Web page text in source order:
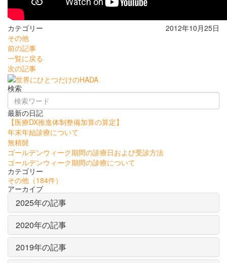
カテゴリー
その他
2012年10月25日
前の記事
一覧に戻る
次の記事
検索
最新の日記
【医療DX推進体制整備加算の算定】
年末年始診療について
無精髭
ゴールデンウィーク期間の診療日および受診方法
ゴールデンウィーク期間の診療について
カテゴリー
その他 （184件）
アーカイブ
2025年の記事
2020年の記事
2019年の記事